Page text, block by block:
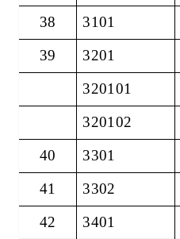
38 3101
39
3201
320101
320102
40
3301
41
3302
42
3401